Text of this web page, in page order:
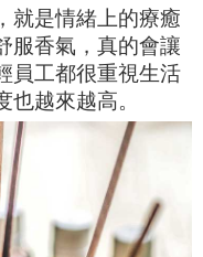
就是情緒上的療癒
服香氣，真的會讓
員工都很重視生活
越來越高。